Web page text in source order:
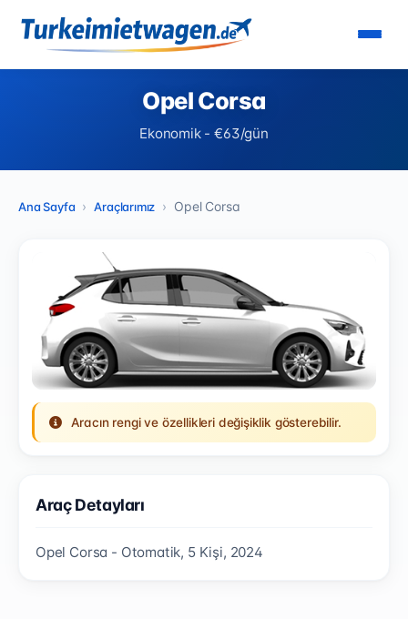
Opel Corsa
Ekonomik - €63/gün
Ana Sayfa Araçlarımız Opel Corsa
Aracın rengi ve özellikleri değişiklik gösterebilir.
Araç Detayları
Opel Corsa - Otomatik, 5 Kişi, 2024